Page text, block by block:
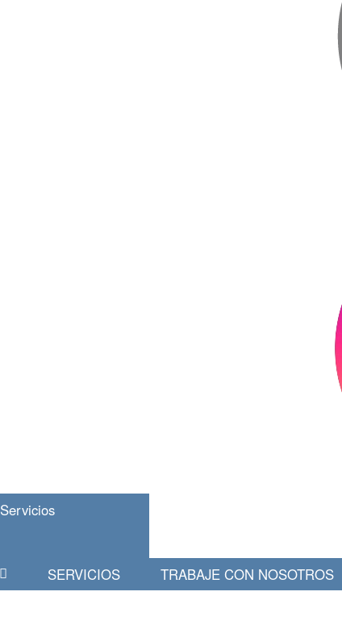
Servicios
SERVICIOS TRABAJE CON NOSOTROS